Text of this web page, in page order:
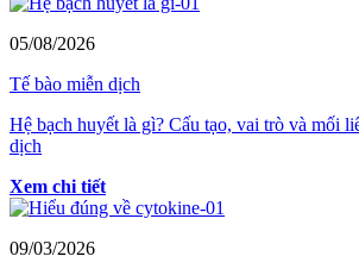
05/08/2026
Tế bào miễn dịch
Hệ bạch huyết là gì? Cấu tạo, vai trò và mối
dịch
Xem chi tiết
09/03/2026